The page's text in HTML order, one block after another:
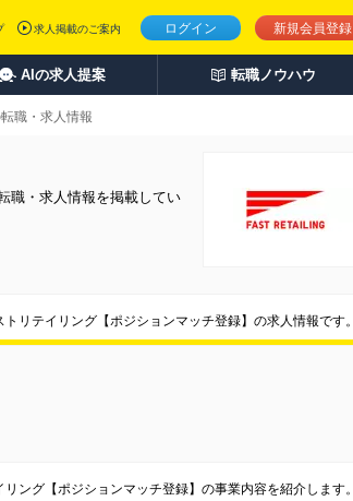
ログイン 新規会員登録
求人掲載のご案内
AIの求人提案 転職ノウハウ
職・求人情報
職・求人情報を掲載してい
リテイリング【ポジションマッチ登録】の求人情報です。
ング【ポジションマッチ登録】の事業内容を紹介します。